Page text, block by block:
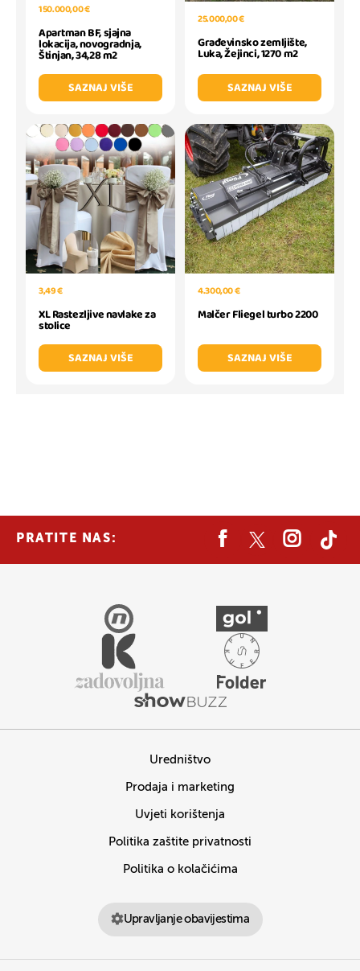
150.000,00 €
Apartman BF, sjajna
lokacija, novogradnja,
Štinjan, 34,28 m2
SAZNAJ VIŠE
25.000,00 €
Građevinsko zemljište,
Luka, Žejinci, 1270 m2
SAZNAJ VIŠE
3,49 €
XL Rastezljive navlake za
stolice
SAZNAJ VIŠE
4.300,00 €
Malčer Fliegel turbo 2200
SAZNAJ VIŠE
PRATITE NAS:
Uredništvo
Prodaja i marketing
Uvjeti korištenja
Politika zaštite privatnosti
Politika o kolačićima
Upravljanje obavijestima